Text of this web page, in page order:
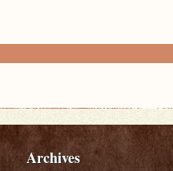
Archives